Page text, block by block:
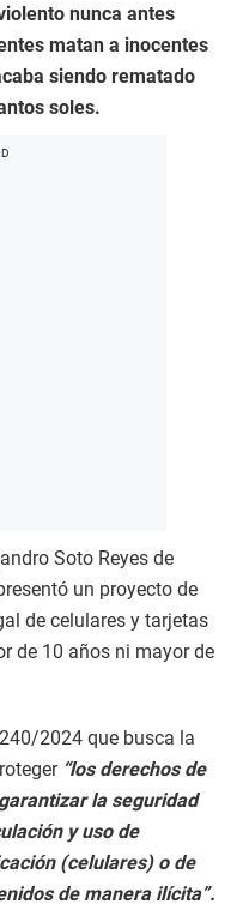
nunca antes
matan a inocentes
siendo rematado
soles.
Soto Reyes de
un proyecto de
de celulares y tarjetas
de 10 años ni mayor de
2024 que busca la
“los derechos de
la seguridad
y uso de
(celulares) o de
de manera ilícita”.